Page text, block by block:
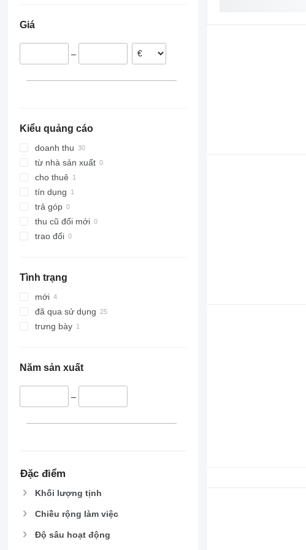
Pháp
Áo
Giá
–
Kiểu quảng cáo
doanh thu
từ nhà sản xuất
cho thuê
tín dụng
trả góp
thu cũ đổi mới
trao đổi
Tình trạng
mới
đã qua sử dụng
trưng bày
Năm sản xuất
–
Đặc điểm
Khối lượng tịnh
Chiều rộng làm việc
Độ sâu hoạt động